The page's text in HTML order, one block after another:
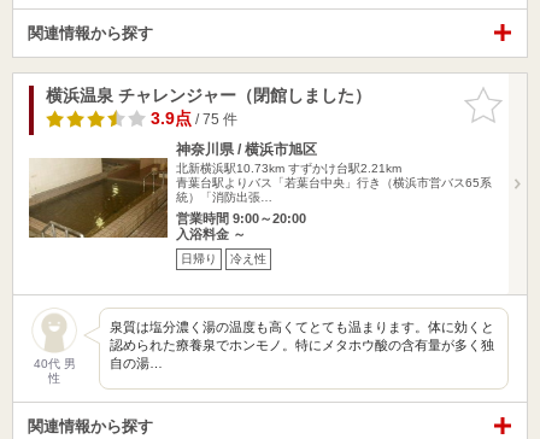
関連情報から探す
お気に入
りに追加
横浜温泉 チャレンジャー（閉館しました）
3.9点/ 75 件
神奈川県 / 横浜市旭区
北新横浜駅10.73km すずかけ台駅2.21km
青葉台駅よりバス「若葉台中央」行き（横浜市営バス65系
統）「消防出張…
営業時間 9:00～20:00
入浴料金 ～
日帰り 冷え性
40代 男
性
泉質は塩分濃く湯の温度も高くてとても温まります。体に効くと
認められた療養泉でホンモノ。特にメタホウ酸の含有量が多く独
自の湯…
関連情報から探す